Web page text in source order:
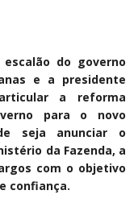
do governo
e a presidente
a reforma
para o novo
seja anunciar o
da Fazenda, a
com o objetivo
confiança.